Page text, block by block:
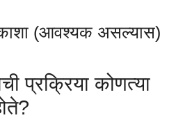
(आवश्यक असल्यास)
प्रक्रिया कोणत्या